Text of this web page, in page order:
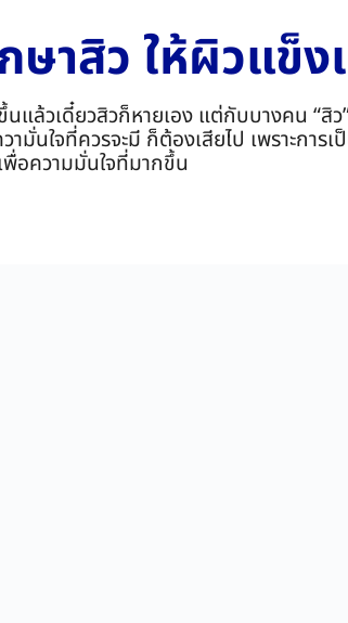
ษาสิว ให้ผิวแข็
แล้วเดี๋ยวสิวก็หายเอง แต่กับบางคน “สิ
มั่นใจที่ควรจะมี ก็ต้องเสียไป เพราะการ
อความมั่นใจที่มากขึ้น